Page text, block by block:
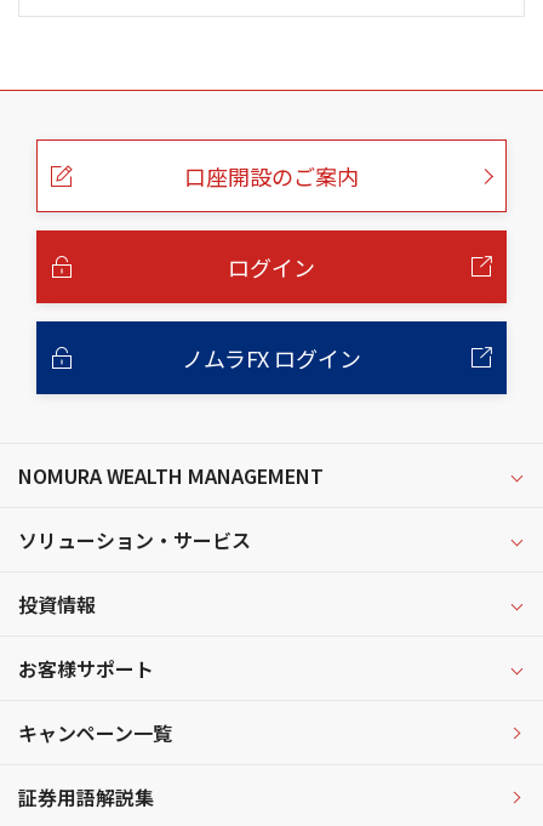
こ
口座開設のご案内
ログイン
ノムラFX ログイン
NOMURA WEALTH MANAGEMENT
ソリューション・サービス
投資情報
お客様サポート
キャンペーン一覧
証券用語解説集